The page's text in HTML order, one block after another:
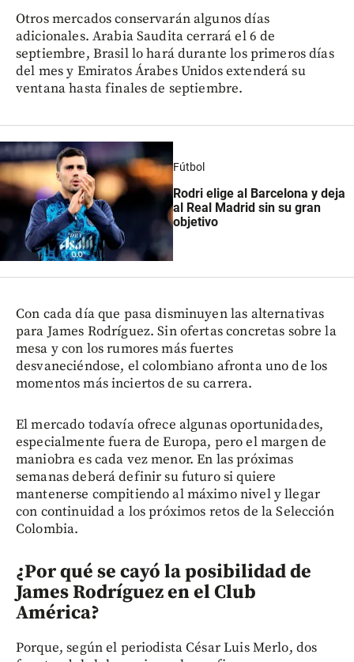
Otros mercados conservarán algunos días
adicionales. Arabia Saudita cerrará el 6 de
septiembre, Brasil lo hará durante los primeros días
del mes y Emiratos Árabes Unidos extenderá su
ventana hasta finales de septiembre.
Fútbol
Rodri elige al Barcelona y deja
al Real Madrid sin su gran
objetivo
Con cada día que pasa disminuyen las alternativas
para James Rodríguez. Sin ofertas concretas sobre la
mesa y con los rumores más fuertes
desvaneciéndose, el colombiano afronta uno de los
momentos más inciertos de su carrera.
El mercado todavía ofrece algunas oportunidades,
especialmente fuera de Europa, pero el margen de
maniobra es cada vez menor. En las próximas
semanas deberá definir su futuro si quiere
mantenerse compitiendo al máximo nivel y llegar
con continuidad a los próximos retos de la Selección
Colombia.
¿Por qué se cayó la posibilidad de
James Rodríguez en el Club
América?
Porque, según el periodista César Luis Merlo, dos